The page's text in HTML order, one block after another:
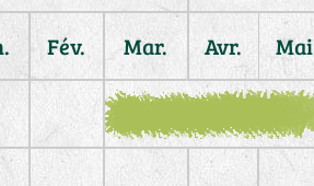
Fév. Mar. Avr. Mai